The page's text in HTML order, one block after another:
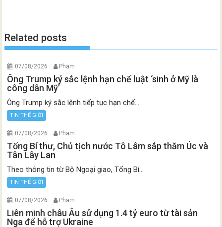
Related posts
07/08/2026 Pham
Ông Trump ký sắc lệnh hạn chế luật ‘sinh ở Mỹ là
công dân Mỹ’
Ông Trump ký sắc lệnh tiếp tục hạn chế...
TIN THẾ GIỚI
07/08/2026 Pham
Tổng Bí thư, Chủ tịch nước Tô Lâm sắp thăm Úc và
Tân Lây Lan
Theo thông tin từ Bộ Ngoại giao, Tổng Bí...
TIN THẾ GIỚI
07/08/2026 Pham
Liên minh châu Âu sử dụng 1.4 tỷ euro từ tài sản
Nga để hỗ trợ Ukraine